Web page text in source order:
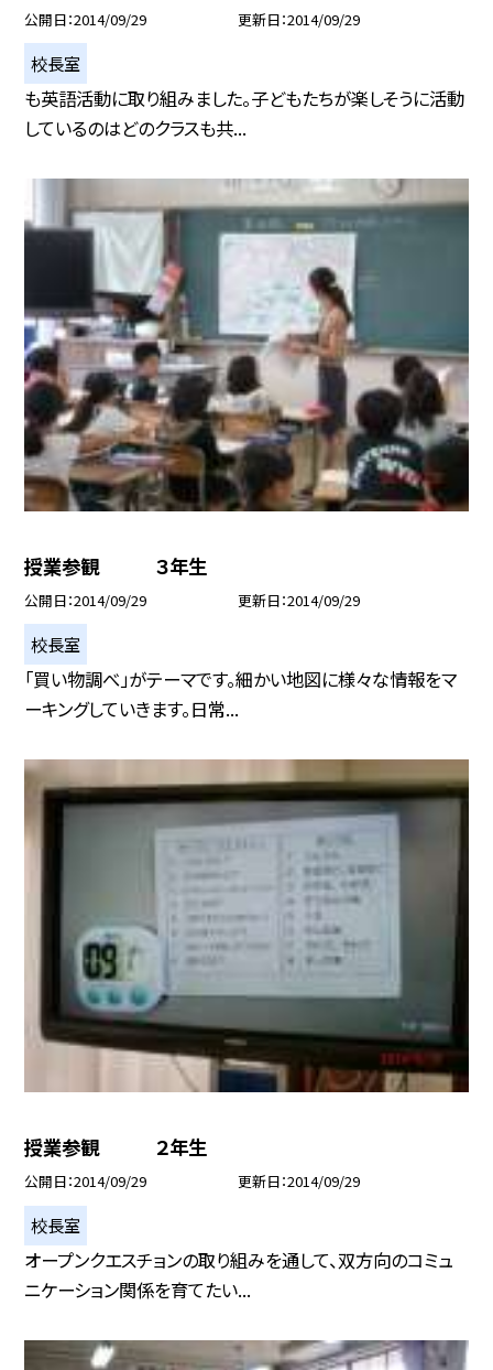
公開日 2014/09/29 更新日 2014/09/29
校長室
も英語活動に取り組みました。子どもたちが楽しそうに活動
しているのはどのクラスも共...
授業参観 ３年生
公開日 2014/09/29 更新日 2014/09/29
校長室
「買い物調べ」がテーマです。細かい地図に様々な情報をマ
ーキングしていきます。日常...
授業参観 ２年生
公開日 2014/09/29 更新日 2014/09/29
校長室
オープンクエスチョンの取り組みを通して、双方向のコミュ
ニケーション関係を育てたい...